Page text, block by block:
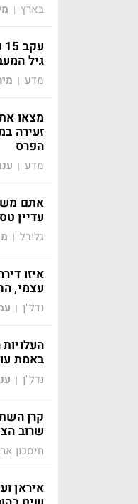
בארץ |
גיל
מדע |
מצאו
זעירה
הפרס
מדע |
אתם
עדיין
גלובל |
איזו
עצמי,
נדל"ן |
באמת
נדל"ן |
קרן
שרוב
חיסכון
איראן